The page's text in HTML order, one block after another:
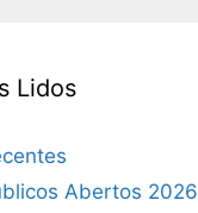
Lidos
Abertos 2026